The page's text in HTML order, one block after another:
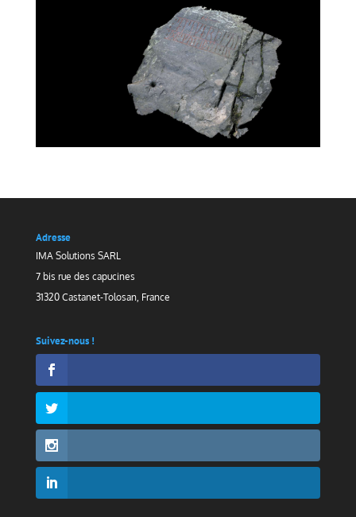
Adresse
IMA Solutions SARL
7 bis rue des capucines
31320 Castanet-Tolosan, France
Suivez-nous !